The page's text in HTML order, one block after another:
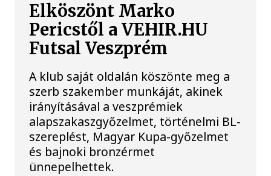
Elköszönt Marko
Pericstől a VEHIR.HU
Futsal Veszprém
A klub saját oldalán köszönte meg a
szerb szakember munkáját, akinek
irányításával a veszprémiek
alapszakaszgyőzelmet, történelmi BL-
szereplést, Magyar Kupa-győzelmet
és bajnoki bronzérmet
ünnepelhettek.